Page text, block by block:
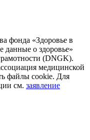
фонда «Здоровье в
о здоровье»
(DNGK).
медицинской
файлы cookie. Для
см. заявление